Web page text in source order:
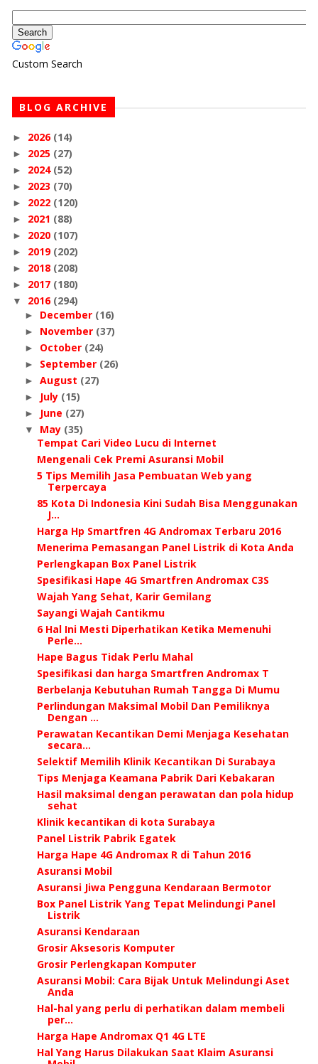
Custom Search
BLOG ARCHIVE
► 2026 (14)
► 2025 (27)
► 2024 (52)
► 2023 (70)
► 2022 (120)
► 2021 (88)
► 2020 (107)
► 2019 (202)
► 2018 (208)
► 2017 (180)
▼ 2016 (294)
► December (16)
► November (37)
► October (24)
► September (26)
► August (27)
► July (15)
► June (27)
▼ May (35)
Tempat Cari Video Lucu di Internet
Mengenali Cek Premi Asuransi Mobil
5 Tips Memilih Jasa Pembuatan Web yang
Terpercaya
85 Kota Di Indonesia Kini Sudah Bisa Menggunakan
J...
Harga Hp Smartfren 4G Andromax Terbaru 2016
Menerima Pemasangan Panel Listrik di Kota Anda
Perlengkapan Box Panel Listrik
Spesifikasi Hape 4G Smartfren Andromax C3S
Wajah Yang Sehat, Karir Gemilang
Sayangi Wajah Cantikmu
6 Hal Ini Mesti Diperhatikan Ketika Memenuhi
Perle...
Hape Bagus Tidak Perlu Mahal
Spesifikasi dan harga Smartfren Andromax T
Berbelanja Kebutuhan Rumah Tangga Di Mumu
Perlindungan Maksimal Mobil Dan Pemiliknya
Dengan ...
Perawatan Kecantikan Demi Menjaga Kesehatan
secara...
Selektif Memilih Klinik Kecantikan Di Surabaya
Tips Menjaga Keamana Pabrik Dari Kebakaran
Hasil maksimal dengan perawatan dan pola hidup
sehat
Klinik kecantikan di kota Surabaya
Panel Listrik Pabrik Egatek
Harga Hape 4G Andromax R di Tahun 2016
Asuransi Mobil
Asuransi Jiwa Pengguna Kendaraan Bermotor
Box Panel Listrik Yang Tepat Melindungi Panel
Listrik
Asuransi Kendaraan
Grosir Aksesoris Komputer
Grosir Perlengkapan Komputer
Asuransi Mobil: Cara Bijak Untuk Melindungi Aset
Anda
Hal-hal yang perlu di perhatikan dalam membeli
per...
Harga Hape Andromax Q1 4G LTE
Hal Yang Harus Dilakukan Saat Klaim Asuransi